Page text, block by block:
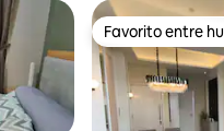
Favorito entre
Favorito entre